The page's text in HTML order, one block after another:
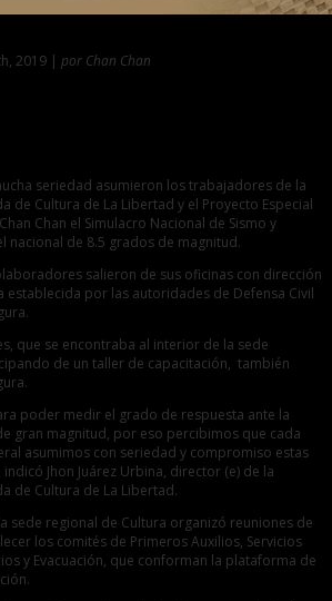
2019 | por Chan Chan
seriedad asumieron los trabajadores de la
de Cultura de La Libertad y el Proyecto Especial
Chan el Simulacro Nacional de Sismo y
nacional de 8.5 grados de magnitud.
salieron de sus oficinas con dirección
establecida por las autoridades de Defensa Civil
que se encontraba al interior de la sede
de un taller de capacitación, también
poder medir el grado de respuesta ante la
gran magnitud, por eso percibimos que cada
asumimos con seriedad y compromiso estas
Jhon Juárez Urbina, director (e) de la
de Cultura de La Libertad.
sede regional de Cultura organizó reuniones de
los comités de Primeros Auxilios, Servicios
y Evacuación, que conforman la plataforma de